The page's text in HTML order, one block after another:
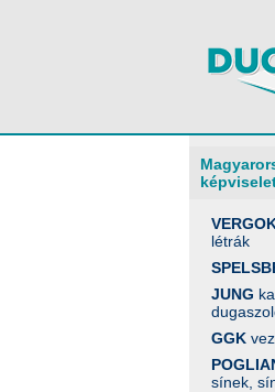
létrák
JUNG
GGK
sínek,